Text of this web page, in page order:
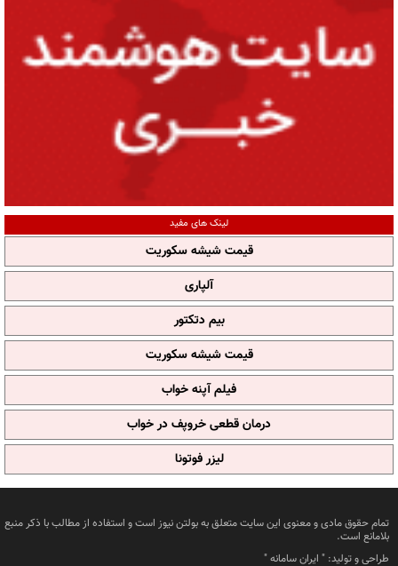
لینک های مفید
قیمت شیشه سکوریت
آلپاری
بیم دتکتور
قیمت شیشه سکوریت
فیلم آپنه خواب
درمان قطعی خروپف در خواب
لیزر فوتونا
تمام حقوق مادی و معنوی این سایت متعلق به بولتن نیوز است و استفاده از مطالب با ذکر منبع
بلامانع است.
طراحی و تولید: " ایران سامانه"